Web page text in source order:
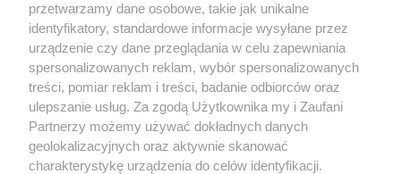
PIŁKA NOŻNA
Górnik Zabrze pewnie wygrywa z
Radomiakiem. Dwa gole Petera
Gonzaleza
ZOBACZ WIĘCEJ
przetwarzamy dane osobowe, takie jak unikalne
identyfikatory, standardowe informacje wysyłane przez
urządzenie czy dane przeglądania w celu zapewniania
spersonalizowanych reklam, wybór spersonalizowanych
treści, pomiar reklam i treści, badanie odbiorców oraz
ulepszanie usług. Za zgodą Użytkownika my i Zaufani
Partnerzy możemy używać dokładnych danych
geolokalizacyjnych oraz aktywnie skanować
charakterystykę urządzenia do celów identyfikacji.